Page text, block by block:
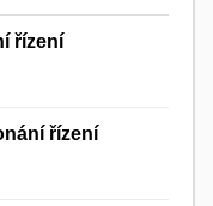
řízení
řízení